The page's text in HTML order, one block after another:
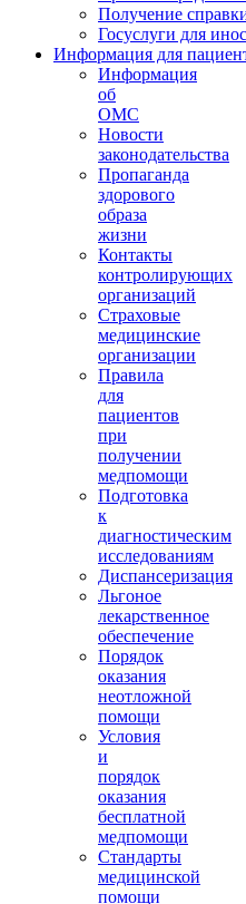
Получение
Госуслуги для
Информация для
Информация
об
ОМС
Новости
законодательства
Пропаганда
здорового
образа
жизни
Контакты
контролирующих
организаций
Страховые
медицинские
организации
Правила
для
пациентов
при
получении
медпомощи
Подготовка
к
диагностическим
исследованиям
Диспансеризация
Льгоное
лекарственное
обеспечение
Порядок
оказания
неотложной
помощи
Условия
и
порядок
оказания
бесплатной
медпомощи
Стандарты
медицинской
помощи